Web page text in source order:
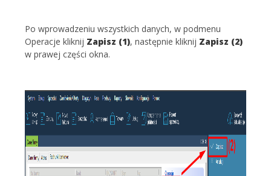
Po wprowadzeniu wszystkich danych, w podmenu
Operacje kliknij Zapisz (1), następnie kliknij Zapisz (2)
w prawej części okna.